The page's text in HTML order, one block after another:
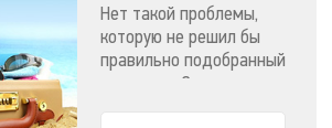
отпуске
Нет такой проблемы,
которую не решил бы
правильно подобранный
массажер. Эти